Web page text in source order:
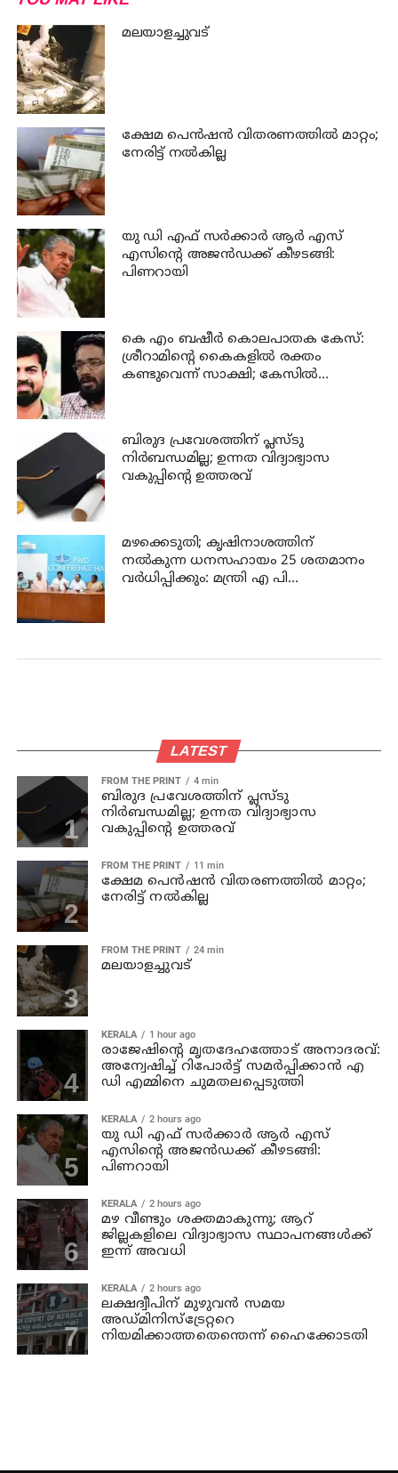
മലയാളച്ചുവട്
ക്ഷേമ പെന്‍ഷന്‍ വിതരണത്തില്‍ മാറ്റം;
നേരിട്ട് നല്‍കില്ല
യു ഡി എഫ് സര്‍ക്കാര്‍ ആര്‍ എസ്
എസിന്റെ അജന്‍ഡക്ക്‌ കീഴടങ്ങി:
പിണറായി
കെ എം ബഷീര്‍ കൊലപാതക കേസ്:
ശ്രീറാമിന്റെ കൈകളില്‍ രക്തം
കണ്ടുവെന്ന് സാക്ഷി; കേസില്‍
ബിരുദ പ്രവേശത്തിന് പ്ലസ്ടു
നിര്‍ബന്ധമില്ല; ഉന്നത വിദ്യാഭ്യാസ
വകുപ്പിന്റെ ഉത്തരവ്
മഴക്കെടുതി; കൃഷിനാശത്തിന്
നല്‍കുന്ന ധനസഹായം 25 ശതമാനം
വര്‍ധിപ്പിക്കും: മന്ത്രി എ പി
LATEST
FROM THE PRINT 4 min
ബിരുദ പ്രവേശത്തിന് പ്ലസ്ടു
നിര്‍ബന്ധമില്ല; ഉന്നത വിദ്യാഭ്യാസ
വകുപ്പിന്റെ ഉത്തരവ്
FROM THE PRINT 11 min
ക്ഷേമ പെന്‍ഷന്‍ വിതരണത്തില്‍ മാറ്റം;
നേരിട്ട് നല്‍കില്ല
FROM THE PRINT 24 min
മലയാളച്ചുവട്
KERALA 1 hour ago
രാജേഷിന്റെ മൃതദേഹത്തോട് അനാദരവ്:
അന്വേഷിച്ച് റിപോര്‍ട്ട് സമര്‍പ്പിക്കാന്‍ എ
ഡി എമ്മിനെ ചുമതലപ്പെടുത്തി
KERALA 2 hours ago
യു ഡി എഫ് സര്‍ക്കാര്‍ ആര്‍ എസ്
എസിന്റെ അജന്‍ഡക്ക്‌ കീഴടങ്ങി:
പിണറായി
KERALA 2 hours ago
മഴ വീണ്ടും ശക്തമാകുന്നു; ആറ്
ജില്ലകളിലെ വിദ്യാഭ്യാസ സ്ഥാപനങ്ങള്‍ക്ക്
ഇന്ന് അവധി
KERALA 2 hours ago
ലക്ഷദ്വീപിന് മുഴുവന്‍ സമയ
അഡ്മിനിസ്‌ട്രേറ്ററെ
നിയമിക്കാത്തതെന്തെന്ന് ഹൈക്കോടതി